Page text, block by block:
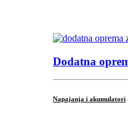
Dodatna
Napajanja i akumulatori